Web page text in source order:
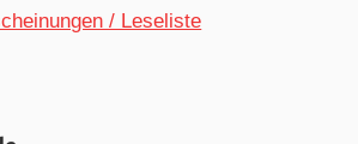
/ Leseliste